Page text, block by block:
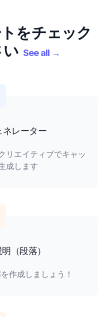
をチェック
い See all →
ネレーター
リエイティブでキャッ
成します
（段落）
作成しましょう！